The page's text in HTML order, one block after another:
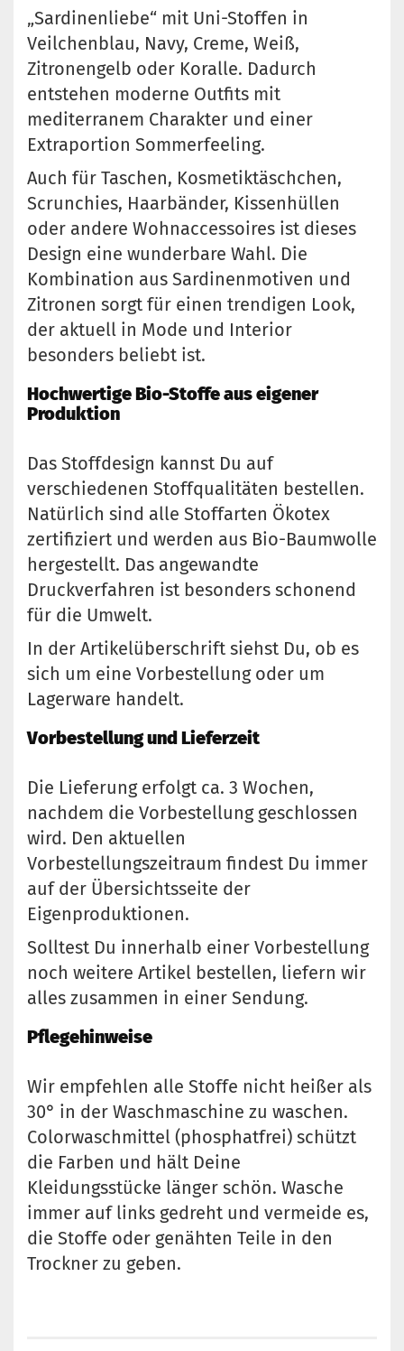
„Sardinenliebe“ mit Uni-Stoffen in
Veilchenblau, Navy, Creme, Weiß,
Zitronengelb oder Koralle. Dadurch
entstehen moderne Outfits mit
mediterranem Charakter und einer
Extraportion Sommerfeeling.
Auch für Taschen, Kosmetiktäschchen,
Scrunchies, Haarbänder, Kissenhüllen
oder andere Wohnaccessoires ist dieses
Design eine wunderbare Wahl. Die
Kombination aus Sardinenmotiven und
Zitronen sorgt für einen trendigen Look,
der aktuell in Mode und Interior
besonders beliebt ist.
Hochwertige Bio-Stoffe aus eigener
Produktion
Das Stoffdesign kannst Du auf
verschiedenen Stoffqualitäten bestellen.
Natürlich sind alle Stoffarten Ökotex
zertifiziert und werden aus Bio-Baumwolle
hergestellt. Das angewandte
Druckverfahren ist besonders schonend
für die Umwelt.
In der Artikelüberschrift siehst Du, ob es
sich um eine Vorbestellung oder um
Lagerware handelt.
Vorbestellung und Lieferzeit
Die Lieferung erfolgt ca. 3 Wochen,
nachdem die Vorbestellung geschlossen
wird. Den aktuellen
Vorbestellungszeitraum findest Du immer
auf der Übersichtsseite der
Eigenproduktionen.
Solltest Du innerhalb einer Vorbestellung
noch weitere Artikel bestellen, liefern wir
alles zusammen in einer Sendung.
Pflegehinweise
Wir empfehlen alle Stoffe nicht heißer als
30° in der Waschmaschine zu waschen.
Colorwaschmittel (phosphatfrei) schützt
die Farben und hält Deine
Kleidungsstücke länger schön. Wasche
immer auf links gedreht und vermeide es,
die Stoffe oder genähten Teile in den
Trockner zu geben.